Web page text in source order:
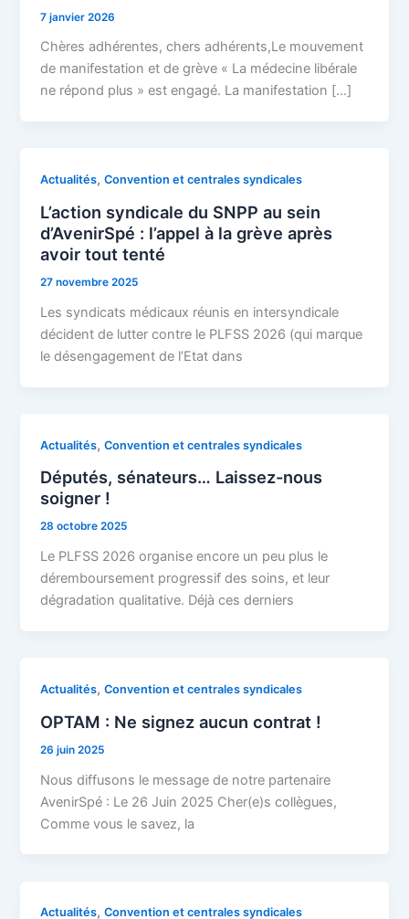
7 janvier 2026
Chères adhérentes, chers adhérents,Le mouvement
de manifestation et de grève « La médecine libérale
ne répond plus » est engagé. La manifestation […]
Actualités,Convention et centrales syndicales
L’action syndicale du SNPP au sein
d’AvenirSpé : l’appel à la grève après
avoir tout tenté
27 novembre 2025
Les syndicats médicaux réunis en intersyndicale
décident de lutter contre le PLFSS 2026 (qui marque
le désengagement de l’Etat dans
Actualités,Convention et centrales syndicales
Députés, sénateurs… Laissez-nous
soigner !
28 octobre 2025
Le PLFSS 2026 organise encore un peu plus le
déremboursement progressif des soins, et leur
dégradation qualitative. Déjà ces derniers
Actualités,Convention et centrales syndicales
OPTAM : Ne signez aucun contrat !
26 juin 2025
Nous diffusons le message de notre partenaire
AvenirSpé : Le 26 Juin 2025 Cher(e)s collègues,
Comme vous le savez, la
Actualités,Convention et centrales syndicales